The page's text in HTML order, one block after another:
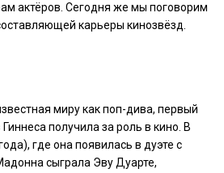
актёров. Сегодня же мы поговорим
карьеры кинозвёзд.
миру как поп-дива, первый
получила за роль в кино. В
где она появилась в дуэте с
сыграла Эву Дуарте,